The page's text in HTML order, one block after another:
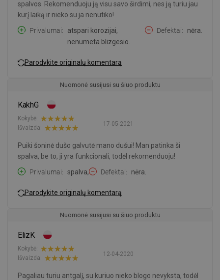
spalvos. Rekomenduoju ją visu savo širdimi, nes ją turiu jau
kurį laiką ir nieko su ja nenutiko!
Privalumai
atspari korozijai,
nenumeta blizgesio.
Defektai nėra.
Parodykite originalų komentarą
Nuomonė susijusi su šiuo produktu
KakhG
17-05-2021
Kokybė:
Išvaizda:
Puiki šoninė dušo galvutė mano dušui! Man patinka ši
spalva, be to, ji yra funkcionali, todėl rekomenduoju!
Privalumai
spalva, Defektai nėra.
Parodykite originalų komentarą
Nuomonė susijusi su šiuo produktu
ElizK
12-04-2020
Kokybė:
Išvaizda:
Pagaliau turiu antgalį, su kuriuo nieko blogo nevyksta, todėl